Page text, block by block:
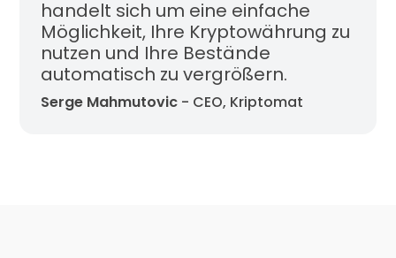
handelt sich um eine einfache
Möglichkeit, Ihre Kryptowährung zu
nutzen und Ihre Bestände
automatisch zu vergrößern.
Serge Mahmutovic - CEO, Kriptomat